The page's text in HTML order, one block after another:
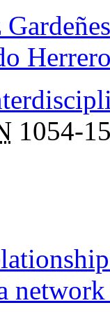
Gardeñes
1054-